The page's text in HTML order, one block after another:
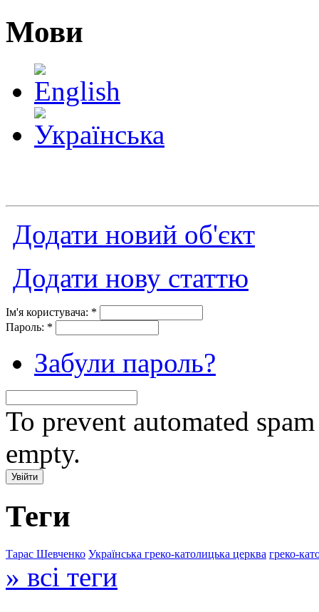
Мови
Додати новий об'єкт
Додати нову статтю
Ім'я користувача: *
Пароль: *
Забули пароль?
To prevent automated
empty.
Теги
Тарас Шевченко Українська греко-католицька церква греко-
» всі теги